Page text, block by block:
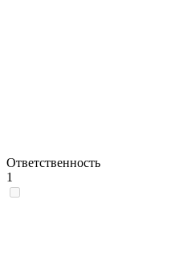
Ответственность
1